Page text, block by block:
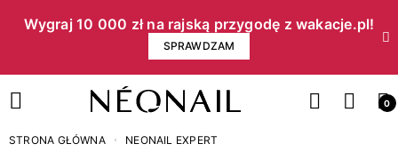
Wygraj 10 000 zł na rajską przygodę z wakacje.pl!​
SPRAWDZAM
0
STRONA GŁÓWNA NEONAIL EXPERT